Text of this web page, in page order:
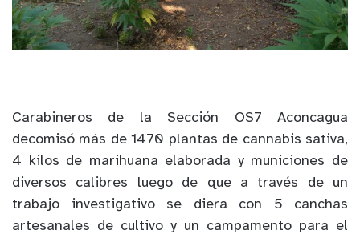
Carabineros de la Sección OS7 Aconcagua
decomisó más de 1470 plantas de cannabis sativa,
4 kilos de marihuana elaborada y municiones de
diversos calibres luego de que a través de un
trabajo investigativo se diera con 5 canchas
artesanales de cultivo y un campamento para el